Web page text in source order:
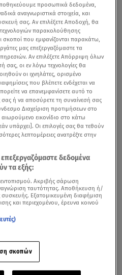
προσωπικά δεδομένα,
αναγνωριστικά στοιχεία, και
σας. Αν επιλέξετε Αποδοχή, θα
παρακολούθησης
που εμφανίζονται παρακάτω,
μας επεξεργαζόμαστε τα
Αν επιλέξετε Απόρριψη όλων
οι εν λόγω τεχνολογίες θα
οι ιχνηλάτες, ορισμένο
που βλέπετε ενδέχεται να
να επανεμφανίσετε αυτό το
σας ή να αποσύρετε τη συναίνεσή σας
Διαχείριση προτιμήσεων στο
εικονίδιο στο κάτω
υπάρχει]. Οι επιλογές σας θα τεθούν
λεπτομέρειες ανατρέξτε στην
επεξεργαζόμαστε δεδομένα
τα εξής:
Ακριβής σάρωση
ταυτότητας. Αποθήκευση ή/
Εξατομικευμένη διαφήμιση
και περιεχομένου, έρευνα κοινού
σκοπών